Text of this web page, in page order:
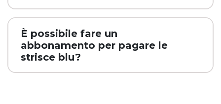
È possibile fare un
abbonamento per pagare le
strisce blu?